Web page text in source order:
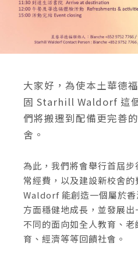
大家好，為使本土華德
固 Starhill Waldorf 這
們將搬遷到配備更完善
舍。
為此，我們將會舉行首屆
常經費，以及建設新校舍
Waldorf 能創造一個屬於
方面穩健地成長，並發展
不同的面向如全人教育、
育、經濟等等回饋社會。